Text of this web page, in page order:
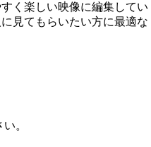
く楽しい映像に編集してい
見てもらいたい方に最適な
。